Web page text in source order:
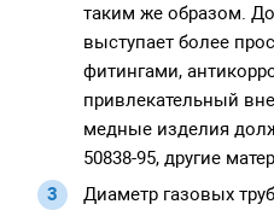
таким же образом.
выступает более
фитингами,
привлекательный
медные изделия
50838-95, другие
Диаметр газовых